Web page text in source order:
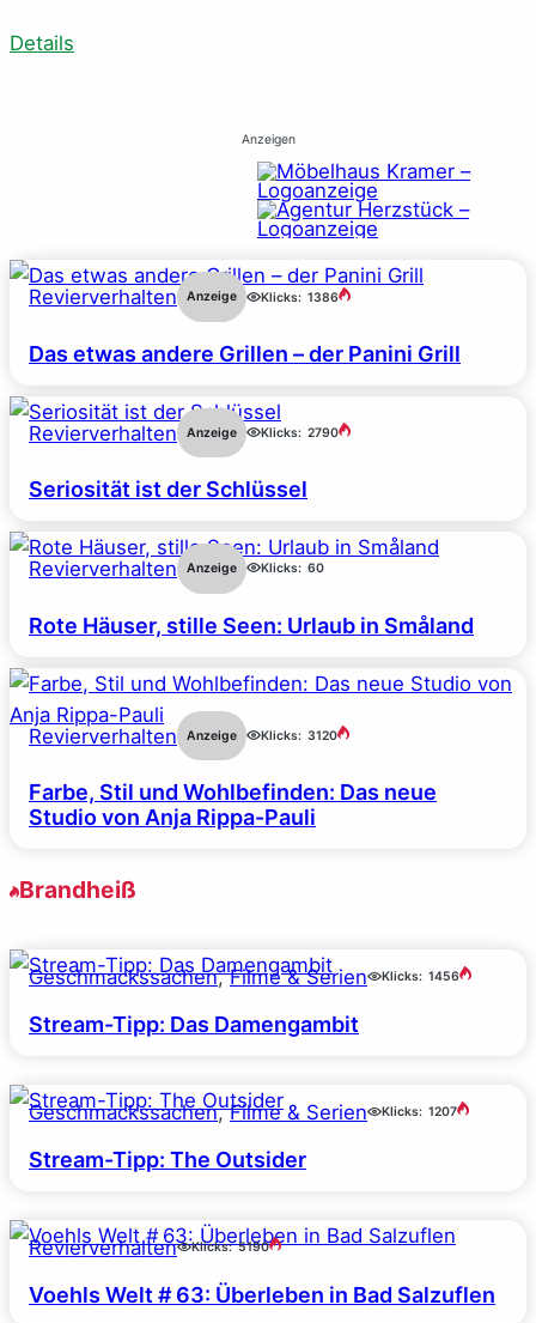
Details
Anzeigen
Revierverhalten Anzeige Klicks: 1386
Das etwas andere Grillen – der Panini Grill
Revierverhalten Anzeige Klicks: 2790
Seriosität ist der Schlüssel
Revierverhalten Anzeige Klicks: 60
Rote Häuser, stille Seen: Urlaub in Småland
Revierverhalten Anzeige Klicks: 3120
Farbe, Stil und Wohlbefinden: Das neue
Studio von Anja Rippa-Pauli
Brandheiß
Geschmackssachen, Filme & Serien Klicks: 1456
Stream-Tipp: Das Damengambit
Geschmackssachen, Filme & Serien Klicks: 1207
Stream-Tipp: The Outsider
Revierverhalten Klicks: 5190
Voehls Welt # 63: Überleben in Bad Salzuflen